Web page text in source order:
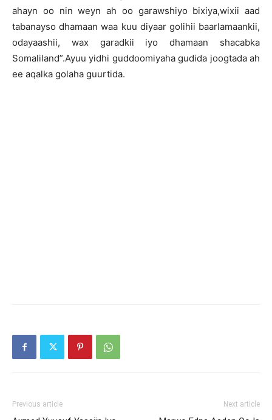
ahayn oo nin weyn ah oo garawshiyo bixiya,wixii aad
tabanayso dhamaan waa kuu diyaar golihii baarlamaankii,
odayaashii, wax garadkii iyo dhamaan shacabka
Somaliland”.Ayuu yidhi guddoomiyaha gudida joogtada ah
ee aqalka golaha guurtida.
Previous article Next article